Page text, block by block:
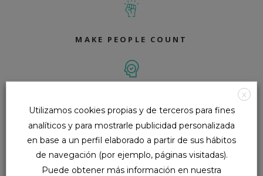
MAKE PEOPLE COUNT
SOLUTIONS THAT INSPIRE
X
Utilizamos cookies propias y de terceros para fines
analíticos y para mostrarle publicidad personalizada
en base a un perfil elaborado a partir de sus hábitos
de navegación (por ejemplo, páginas visitadas).
Puede obtener más información en nuestra